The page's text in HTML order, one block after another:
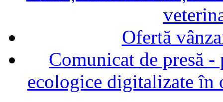
Ofertă
Comunicat de presă
ecologice digitalizate în